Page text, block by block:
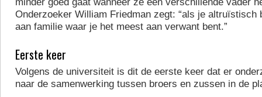
Onderzoeker William Friedman zegt: “als je altruïstisch
aan familie waar je het meest aan verwant bent.”
Eerste keer
Volgens de universiteit is dit de eerste keer dat er
naar de samenwerking tussen broers en zussen in de